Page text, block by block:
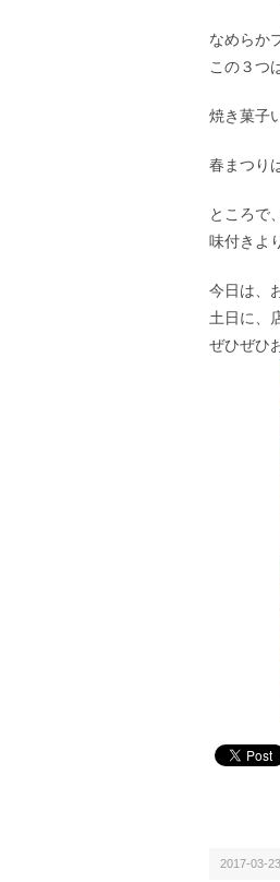
なめらか
この３つ
焼き菓子
春まつり
ところで
味付きよ
今日は、
土日に、
ぜひぜひ
2017-03-